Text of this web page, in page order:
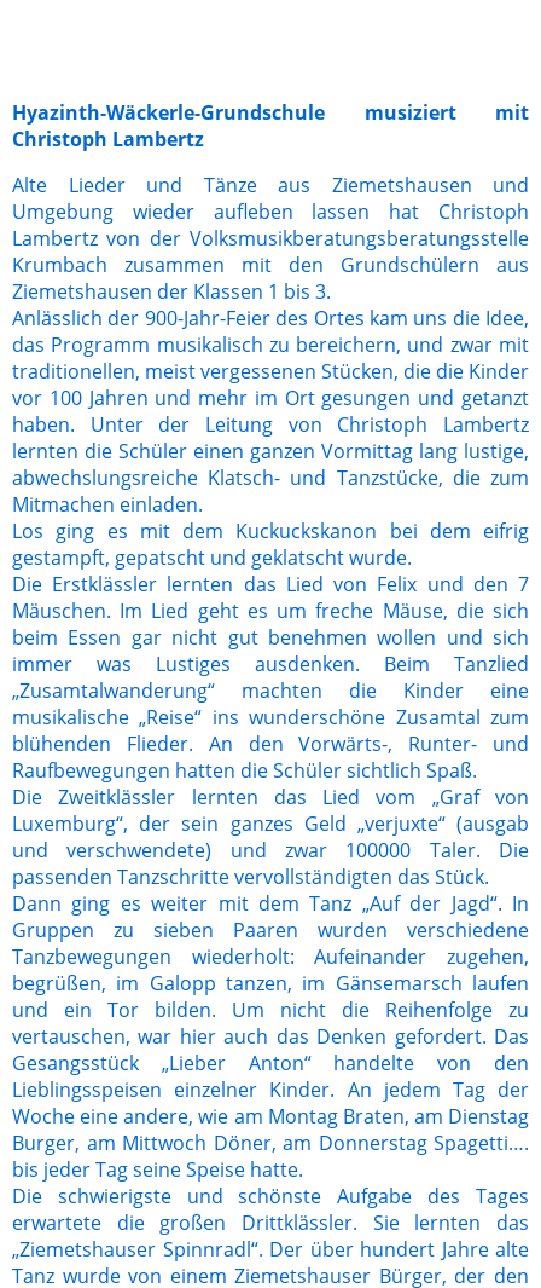
Hyazinth-Wäckerle-Grundschule musiziert mit
Christoph Lambertz
Alte Lieder und Tänze aus Ziemetshausen und
Umgebung wieder aufleben lassen hat Christoph
Lambertz von der Volksmusikberatungsberatungsstelle
Krumbach zusammen mit den Grundschülern aus
Ziemetshausen der Klassen 1 bis 3.
Anlässlich der 900-Jahr-Feier des Ortes kam uns die Idee,
das Programm musikalisch zu bereichern, und zwar mit
traditionellen, meist vergessenen Stücken, die die Kinder
vor 100 Jahren und mehr im Ort gesungen und getanzt
haben. Unter der Leitung von Christoph Lambertz
lernten die Schüler einen ganzen Vormittag lang lustige,
abwechslungsreiche Klatsch- und Tanzstücke, die zum
Mitmachen einladen.
Los ging es mit dem Kuckuckskanon bei dem eifrig
gestampft, gepatscht und geklatscht wurde.
Die Erstklässler lernten das Lied von Felix und den 7
Mäuschen. Im Lied geht es um freche Mäuse, die sich
beim Essen gar nicht gut benehmen wollen und sich
immer was Lustiges ausdenken. Beim Tanzlied
„Zusamtalwanderung“ machten die Kinder eine
musikalische „Reise“ ins wunderschöne Zusamtal zum
blühenden Flieder. An den Vorwärts-, Runter- und
Raufbewegungen hatten die Schüler sichtlich Spaß.
Die Zweitklässler lernten das Lied vom „Graf von
Luxemburg“, der sein ganzes Geld „verjuxte“ (ausgab
und verschwendete) und zwar 100000 Taler. Die
passenden Tanzschritte vervollständigten das Stück.
Dann ging es weiter mit dem Tanz „Auf der Jagd“. In
Gruppen zu sieben Paaren wurden verschiedene
Tanzbewegungen wiederholt: Aufeinander zugehen,
begrüßen, im Galopp tanzen, im Gänsemarsch laufen
und ein Tor bilden. Um nicht die Reihenfolge zu
vertauschen, war hier auch das Denken gefordert. Das
Gesangsstück „Lieber Anton“ handelte von den
Lieblingsspeisen einzelner Kinder. An jedem Tag der
Woche eine andere, wie am Montag Braten, am Dienstag
Burger, am Mittwoch Döner, am Donnerstag Spagetti….
bis jeder Tag seine Speise hatte.
Die schwierigste und schönste Aufgabe des Tages
erwartete die großen Drittklässler. Sie lernten das
„Ziemetshauser Spinnradl“. Der über hundert Jahre alte
Tanz wurde von einem Ziemetshauser Bürger, der den